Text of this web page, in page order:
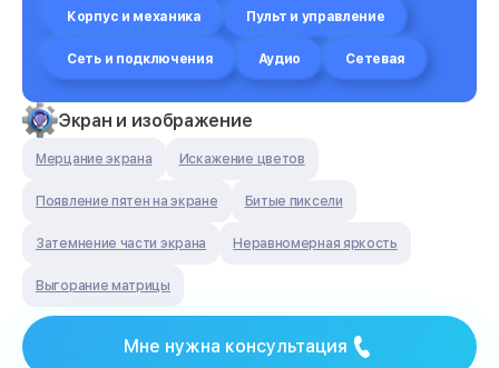
Корпус и механика Пульт и управление
Сеть и подключения Аудио Сетевая
Экран и изображение
Мерцание экрана Искажение цветов
Появление пятен на экране Битые пиксели
Затемнение части экрана Неравномерная яркость
Выгорание матрицы
Мне нужна консультация